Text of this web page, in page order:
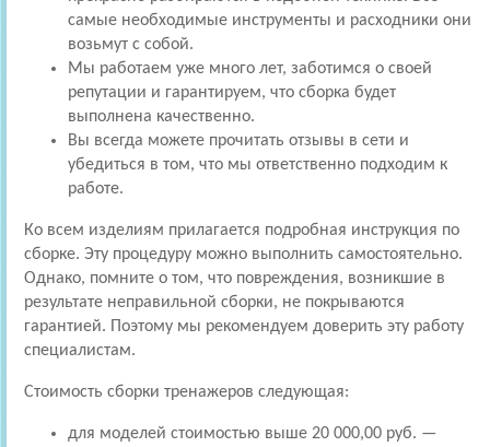
самые необходимые инструменты и расходники они
возьмут с собой.
Мы работаем уже много лет, заботимся о своей
репутации и гарантируем, что сборка будет
выполнена качественно.
Вы всегда можете прочитать отзывы в сети и
убедиться в том, что мы ответственно подходим к
работе.
Ко всем изделиям прилагается подробная инструкция по
сборке. Эту процедуру можно выполнить самостоятельно.
Однако, помните о том, что повреждения, возникшие в
результате неправильной сборки, не покрываются
гарантией. Поэтому мы рекомендуем доверить эту работу
специалистам.
Стоимость сборки тренажеров следующая:
для моделей стоимостью выше 20 000,00 руб. —